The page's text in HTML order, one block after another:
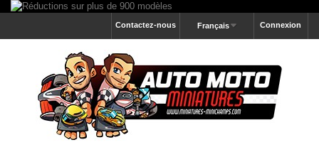
Connexion
Français
Contactez-nous